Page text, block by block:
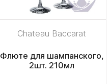
Chateau Baccarat
Флюте для шампанского,
2шт. 210мл